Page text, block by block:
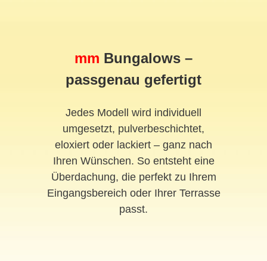
mm Bungalows –
passgenau gefertigt
Jedes Modell wird individuell
umgesetzt, pulverbeschichtet,
eloxiert oder lackiert – ganz nach
Ihren Wünschen. So entsteht eine
Überdachung, die perfekt zu Ihrem
Eingangsbereich oder Ihrer Terrasse
passt.